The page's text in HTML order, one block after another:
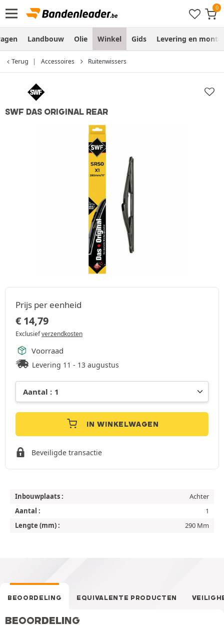
Landbouw Olie Winkel Gids Levering en
Terug Accessoires Ruitenwissers
SWF DAS ORIGINAL REAR
Prijs per eenheid
€ 14,79
Exclusiefverzendkosten
Voorraad
Levering 11 - 13 augustus
IN WINKELWAGEN
Beveiligde transactie
Inbouwplaats :
Achter
Aantal :
1
Lengte (mm) :
290 Mm
BEOORDELING EQUIVALENTE PRODUCTEN
BEOORDELING